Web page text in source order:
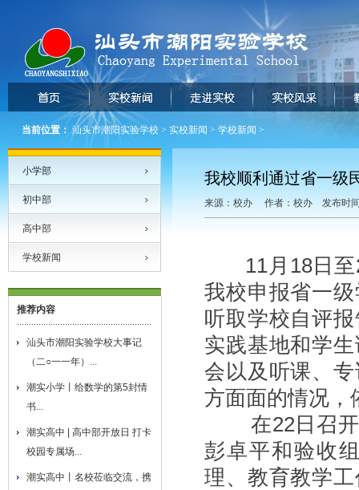
当前位置： 汕头市潮阳实验学校 > 实校新闻 > 学校新闻 >
小学部
初中部
高中部
学校新闻
推荐内容
汕头市潮阳实验学校大事记
（二○一一年） ...
潮实小学丨给数学的第5封情
书...
潮实高中 | 高中部开放日 打卡
校园专属场...
潮实高中丨名校莅临交流，携
我校顺利通过省一级
来源：校办 作者：校办 发布时
11月18日至
我校申报省一
听取学校自评
实践基地和学
会以及听课、
方面面的情况，
在22日召开
彭卓平和验收
理、教育教学